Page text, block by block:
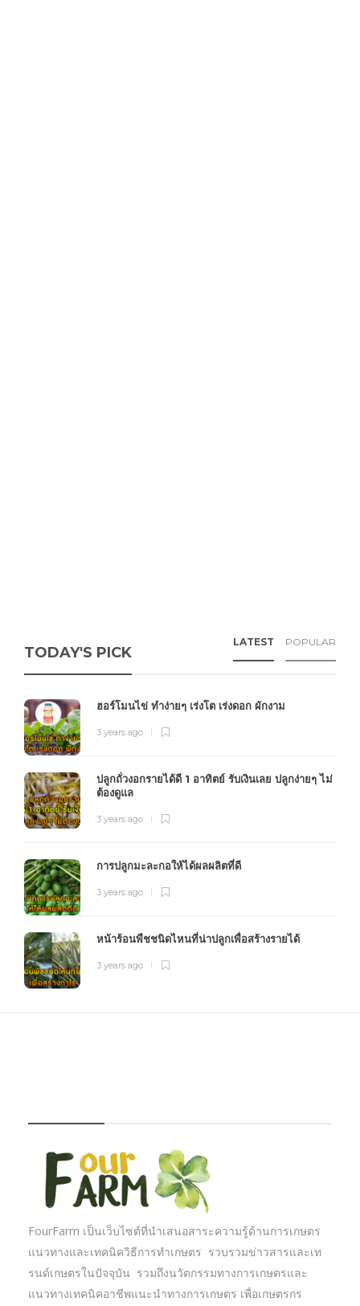
TODAY'S PICK
LATEST POPULAR
ฮอร์โมนไข่ ทำง่ายๆ เร่งโต เร่งดอก ผักงาม
3 years ago
ปลูกถั่วงอกรายได้ดี 1 อาทิตย์ รับเงินเลย ปลูกง่ายๆ ไม่
ต้องดูแล
3 years ago
การปลูกมะละกอให้ได้ผลผลิตที่ดี
3 years ago
หน้าร้อนพืชชนิดไหนที่น่าปลูกเพื่อสร้างรายได้
3 years ago
FourFarm เป็นเว็บไซต์ที่นำเสนอสาระความรู้ด้านการเกษตร
แนวทางและเทคนิควิธีการทำเกษตร รวบรวมข่าวสารและเท
รนด์เกษตรในปัจจุบัน รวมถึงนวัตกรรมทางการเกษตรและ
แนวทางเทคนิคอาชีพแนะนำทางการเกษตร เพื่อเกษตรกร